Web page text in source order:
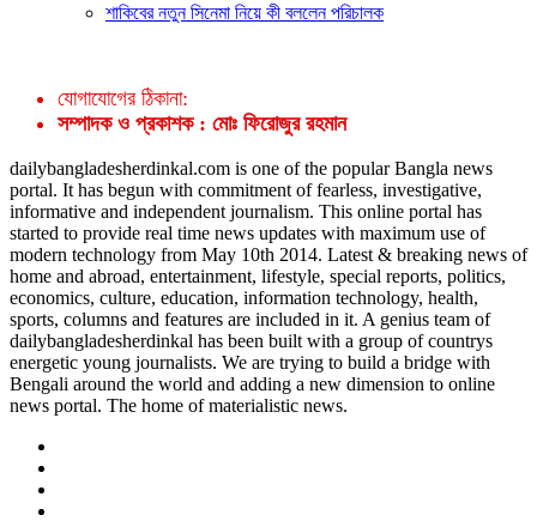
শাকিবের নতুন সিনেমা নিয়ে কী বললেন পরিচালক
যোগাযোগের ঠিকানা:
সম্পাদক ও প্রকাশক : মোঃ ফিরোজুর রহমান
dailybangladesherdinkal.com is one of the popular Bangla news
portal. It has begun with commitment of fearless, investigative,
informative and independent journalism. This online portal has
started to provide real time news updates with maximum use of
modern technology from May 10th 2014. Latest & breaking news of
home and abroad, entertainment, lifestyle, special reports, politics,
economics, culture, education, information technology, health,
sports, columns and features are included in it. A genius team of
dailybangladesherdinkal has been built with a group of countrys
energetic young journalists. We are trying to build a bridge with
Bengali around the world and adding a new dimension to online
news portal. The home of materialistic news.